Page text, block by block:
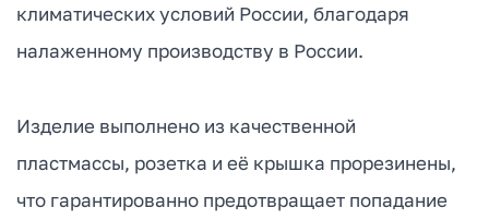
климатических условий России, благодаря
налаженному производству в России.
Изделие выполнено из качественной
пластмассы, розетка и её крышка прорезинены,
что гарантированно предотвращает попадание